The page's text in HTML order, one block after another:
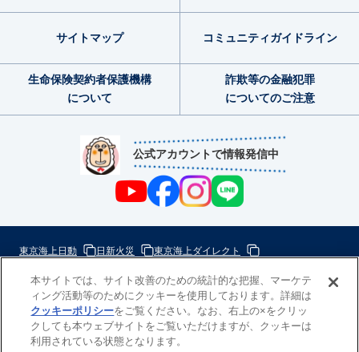
公式アカウントで情報発信中
サイトマップ コミュニティガイドライン
生命保険契約者保護機構
について
詐欺等の金融犯罪
についてのご注意
東京海上日動 日新火災
東京海上ダイレクト
本サイトでは、サイト改善のための統計的な把握、マーケテ
ィング活動等のためにクッキーを使用しております。詳細は
クッキーポリシーをご覧ください。なお、右上の×をクリッ
クしても本ウェブサイトをご覧いただけますが、クッキーは
利用されている状態となります。